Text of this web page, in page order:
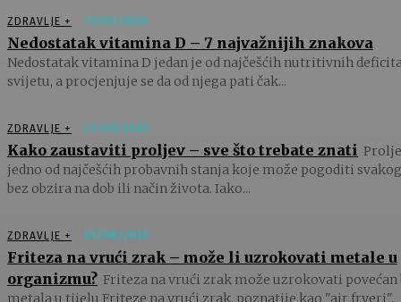
ZDRAVLJE + 11/03/2026
Nedostatak vitamina D – 7 najvažnijih znakova
Nedostatak vitamina D jedan je od najčešćih nutritivnih
svijetu, a procjenjuje se da od njega pati čak...
ZDRAVLJE + 23/09/2025
Kako zaustaviti proljev – sve što trebate znati
jedno od najčešćih probavnih stanja koje može pogoditi
bez obzira na dob ili način života. Iako...
ZDRAVLJE + 01/08/2025
Friteza na vrući zrak – može li uzrokovati metale u
organizmu? Friteza na vrući zrak može uzrokovati
metala u tijelu Friteze na vrući zrak, poznatije kao "air fryeri",